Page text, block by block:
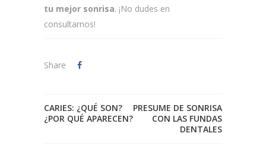
tu mejor sonrisa. ¡No dudes en
consultarnos!
Share
CARIES: ¿QUÉ SON?
¿POR QUÉ APARECEN?
PRESUME DE SONRISA
CON LAS FUNDAS
DENTALES